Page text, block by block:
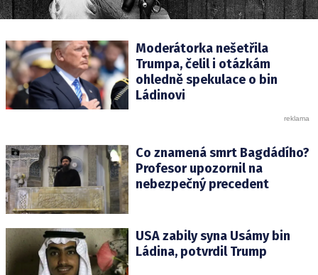
Moderátorka nešetřila
Trumpa, čelil i otázkám
ohledně spekulace o bin
Ládinovi
Co znamená smrt Bagdádího?
Profesor upozornil na
nebezpečný precedent
USA zabily syna Usámy bin
Ládina, potvrdil Trump